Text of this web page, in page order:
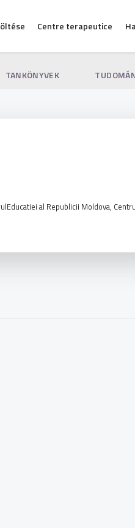
Centre terapeutice
TANKÖNYVEK
al Republicii Moldova,